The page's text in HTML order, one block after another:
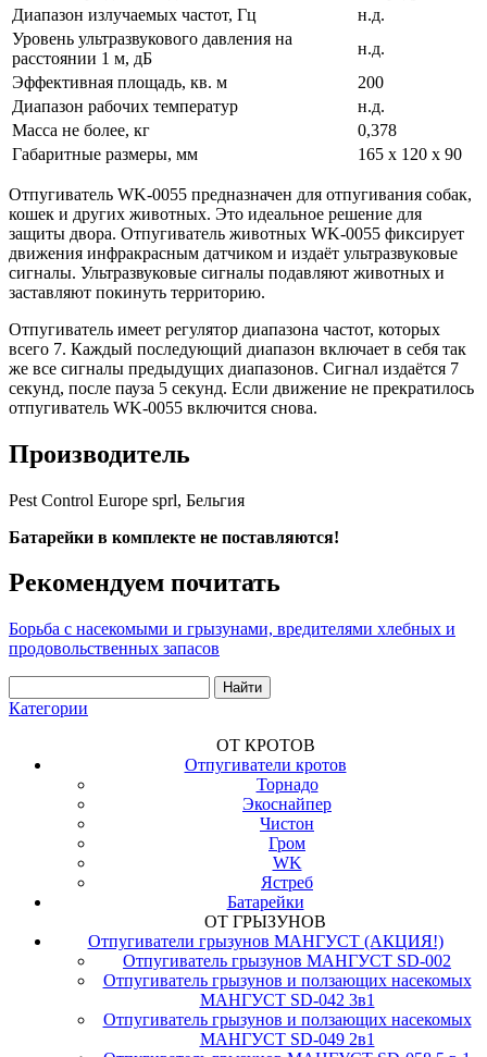
Диапазон излучаемых частот, Гц
н.д.
Уровень ультразвукового давления на
расстоянии 1 м, дБ
н.д.
Эффективная площадь, кв. м
200
Диапазон рабочих температур
н.д.
Масса не более, кг
0,378
Габаритные размеры, мм
165 х 120 х 90
Отпугиватель WK-0055 предназначен для отпугивания собак,
кошек и других животных. Это идеальное решение для
защиты двора. Отпугиватель животных WK-0055 фиксирует
движения инфракрасным датчиком и издаёт ультразвуковые
сигналы. Ультразвуковые сигналы подавляют животных и
заставляют покинуть территорию.
Отпугиватель имеет регулятор диапазона частот, которых
всего 7. Каждый последующий диапазон включает в себя так
же все сигналы предыдущих диапазонов. Сигнал издаётся 7
секунд, после пауза 5 секунд. Если движение не прекратилось
отпугиватель WK-0055 включится снова.
Производитель
Pest Control Europe sprl, Бельгия
Батарейки в комплекте не поставляются!
Рекомендуем почитать
Борьба с насекомыми и грызунами, вредителями хлебных и
продовольственных запасов
Категории
ОТ КРОТОВ
Отпугиватели кротов
Торнадо
Экоснайпер
Чистон
Гром
WK
Ястреб
Батарейки
ОТ ГРЫЗУНОВ
Отпугиватели грызунов МАНГУСТ (АКЦИЯ!)
Отпугиватель грызунов МАНГУСТ SD-002
Отпугиватель грызунов и ползающих насекомых
МАНГУСТ SD-042 3в1
Отпугиватель грызунов и ползающих насекомых
МАНГУСТ SD-049 2в1